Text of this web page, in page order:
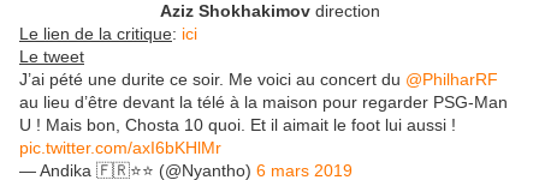
Aziz Shokhakimovdirection
Le lien de la critique: ici
Le tweet
J’ai pété une durite ce soir. Me voici au concert du @PhilharRF
au lieu d’être devant la télé à la maison pour regarder PSG-Man
U ! Mais bon, Chosta 10 quoi. Et il aimait le foot lui aussi !
pic.twitter.com/axI6bKHlMr
— Andika 🇫🇷⭐️⭐️ (@Nyantho) 6 mars 2019